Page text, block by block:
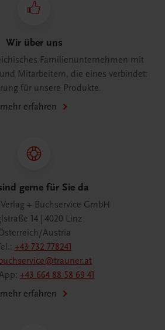
Wir über uns
Familienunternehmen mit
Mitarbeitern, die eines verbindet:
für unsere Produkte.
mehr erfahren
gerne für Sie da
+ Buchservice GmbH
14 | 4020 Linz
Austria
+43 732 778241
buchservice@trauner.at
+43 664 88 58 69 41
mehr erfahren